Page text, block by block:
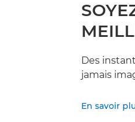
Des
jamais
En savoir